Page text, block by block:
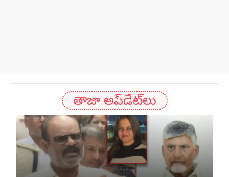
తాజా అప్‌డేట్‌లు